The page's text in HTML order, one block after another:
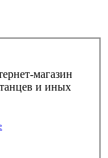
магазин
и иных